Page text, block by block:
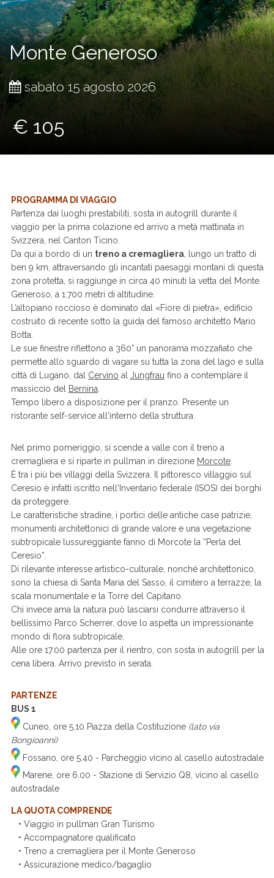
Monte Generoso
sabato 15 agosto 2026
€ 105
PROGRAMMA DI VIAGGIO
Partenza dai luoghi prestabiliti, sosta in autogrill durante il
viaggio per la prima colazione ed arrivo a metà mattinata in
Svizzera, nel Canton Ticino.
Da qui a bordo di un treno a cremagliera , lungo un tratto di
ben 9 km, attraversando gli incantati paesaggi montani di questa
zona protetta, si raggiunge in circa 40 minuti la vetta del Monte
Generoso, a 1.700 metri di altitudine.
L’altopiano roccioso è dominato dal «Fiore di pietra», edificio
costruito di recente sotto la guida del famoso architetto Mario
Botta.
Le sue finestre riflettono a 360° un panorama mozzafiato che
permette allo sguardo di vagare su tutta la zona del lago e sulla
città di Lugano, dal Cervino al Jungfrau fino a contemplare il
massiccio del
Bernina
Tempo libero a disposizione per il pranzo. Presente un
ristorante self-service all'interno della struttura.
Nel primo pomeriggio, si scende a valle con il treno a
cremagliera e si riparte in pullman in direzione Morcote
È tra i più bei villaggi della Svizzera. Il pittoresco villaggio sul
Ceresio è infatti iscritto nell'Inventario federale (ISOS) dei borghi
da proteggere.
Le caratteristiche stradine, i portici delle antiche case patrizie,
monumenti architettonici di grande valore e una vegetazione
subtropicale lussureggiante fanno di Morcote la “Perla del
Ceresio”.
Di rilevante interesse artistico-culturale, nonché architettonico,
sono la chiesa di Santa Maria del Sasso, il cimitero a terrazze, la
scala monumentale e la Torre del Capitano.
Chi invece ama la natura può lasciarsi condurre attraverso il
bellissimo Parco Scherrer, dove lo aspetta un impressionante
mondo di flora subtropicale.
Alle ore 17.00 partenza per il rientro, con sosta in autogrill per la
cena libera. Arrivo previsto in serata.
PARTENZE
BUS 1
Cuneo, ore 5.10 Piazza della Costituzione (lato via
Bongioanni)
Fossano, ore 5.40 - Parcheggio vicino al casello autostradale
Marene, ore 6.00 - Stazione di Servizio Q8, vicino al casello
autostradale
LA QUOTA COMPRENDE
• Viaggio in pullman Gran Turismo
• Accompagnatore qualificato
• Treno a cremagliera per il Monte Generoso
• Assicurazione medico/bagaglio